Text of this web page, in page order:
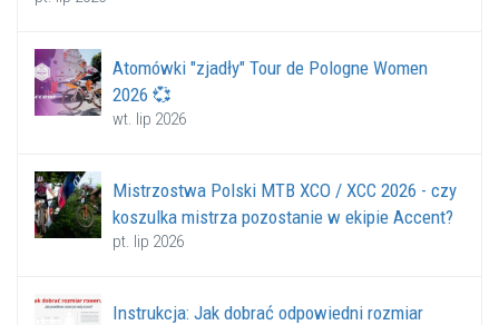
Atomówki "zjadły" Tour de Pologne Women
2026 💞
wt. lip 2026
Mistrzostwa Polski MTB XCO / XCC 2026 - czy
koszulka mistrza pozostanie w ekipie Accent?
pt. lip 2026
Instrukcja: Jak dobrać odpowiedni rozmiar